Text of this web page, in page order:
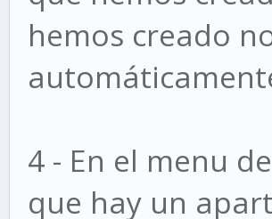
hemos creado
4 - En el menu
que hay un